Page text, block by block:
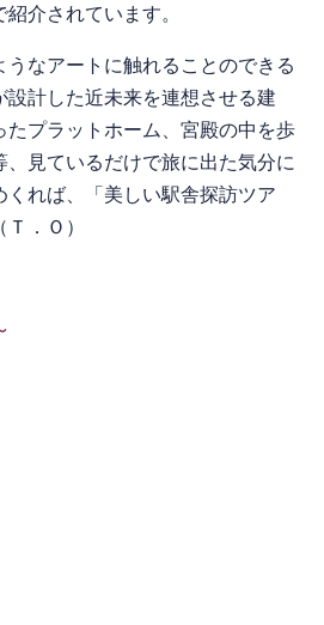
介されています。
なアートに触れることのできる
設計した近未来を連想させる建
たプラットホーム、宮殿の中を歩
、見ているだけで旅に出た気分に
くれば、「美しい駅舎探訪ツア
．Ｏ）